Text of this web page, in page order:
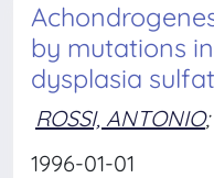
by mutations
dysplasia
ROSSI, ANTONIO;
1996-01-01